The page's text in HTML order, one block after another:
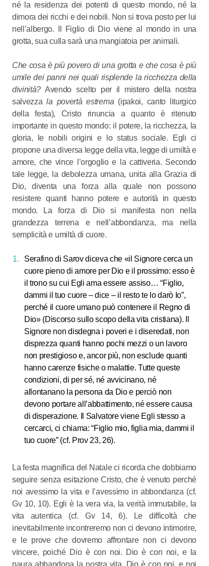
né la residenza dei potenti di questo mondo, né la
dimora dei ricchi e dei nobili. Non si trova posto per lui
nell’albergo. Il Figlio di Dio viene al mondo in una
grotta, sua culla sarà una mangiatoia per animali.
Che cosa è più povero di una grotta e che cosa è più
umile dei panni nei quali risplende la ricchezza della
divinità? Avendo scelto per il mistero della nostra
salvezzala povertà estrema (ipakoi, canto liturgico
della festa), Cristo rinuncia a quanto è ritenuto
importante in questo mondo: il potere, la ricchezza, la
gloria, le nobili origini e lo status sociale. Egli ci
propone una diversa legge della vita, legge di umiltà e
amore, che vince l’orgoglio e la cattiveria. Secondo
tale legge, la debolezza umana, unita alla Grazia di
Dio, diventa una forza alla quale non possono
resistere quanti hanno potere e autorità in questo
mondo. La forza di Dio si manifesta non nella
grandezza terrena e nell’abbondanza, ma nella
semplicità e umiltà di cuore.
Serafino di Sarov diceva che «il Signore cerca un
cuore pieno di amore per Dio e il prossimo: esso è
il trono su cui Egli ama essere assiso… “Figlio,
dammi il tuo cuore – dice – il resto te lo darò Io”,
perché il cuore umano può contenere il Regno di
Dio» (Discorso sullo scopo della vita cristiana). Il
Signore non disdegna i poveri e i diseredati, non
disprezza quanti hanno pochi mezzi o un lavoro
non prestigioso e, ancor più, non esclude quanti
hanno carenze fisiche o malattie. Tutte queste
condizioni, di per sé, né avvicinano, né
allontanano la persona da Dio e perciò non
devono portare all’abbattimento, né essere causa
di disperazione. Il Salvatore viene Egli stesso a
cercarci, ci chiama: “Figlio mio, figlia mia, dammi il
tuo cuore” (cf. Prov 23, 26).
La festa magnifica del Natale ci ricorda che dobbiamo
seguire senza esitazione Cristo, che è venuto perché
noi avessimo la vita e l’avessimo in abbondanza (cf.
Gv 10, 10). Egli è la vera via, la verità immutabile, la
vita autentica (cf. Gv 14, 6). Le difficoltà che
inevitabilmente incontreremo non ci devono intimorire,
e le prove che dovremo affrontare non ci devono
vincere, poiché Dio è con noi. Dio è con noi, e la
paura abbandona la nostra vita. Dio è con noi, e noi